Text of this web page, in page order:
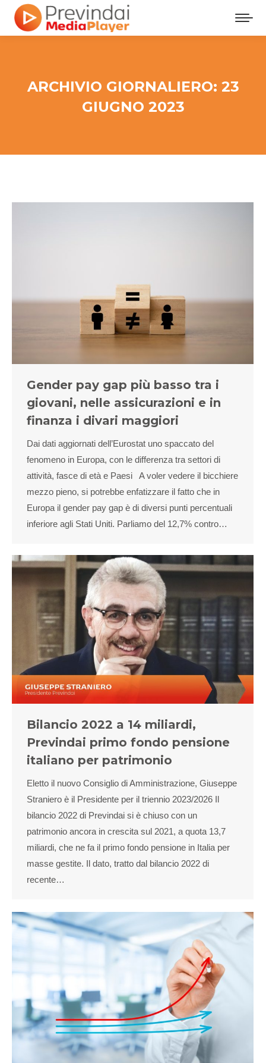
ARCHIVIO GIORNALIERO: 23
GIUGNO 2023
Gender pay gap più basso tra i
giovani, nelle assicurazioni e in
finanza i divari maggiori
Dai dati aggiornati dell’Eurostat uno spaccato del
fenomeno in Europa, con le differenza tra settori di
attività, fasce di età e Paesi A voler vedere il bicchiere
mezzo pieno, si potrebbe enfatizzare il fatto che in
Europa il gender pay gap è di diversi punti percentuali
inferiore agli Stati Uniti. Parliamo del 12,7% contro…
Bilancio 2022 a 14 miliardi,
Previndai primo fondo pensione
italiano per patrimonio
Eletto il nuovo Consiglio di Amministrazione, Giuseppe
Straniero è il Presidente per il triennio 2023/2026 Il
bilancio 2022 di Previndai si è chiuso con un
patrimonio ancora in crescita sul 2021, a quota 13,7
miliardi, che ne fa il primo fondo pensione in Italia per
masse gestite. Il dato, tratto dal bilancio 2022 di
recente…